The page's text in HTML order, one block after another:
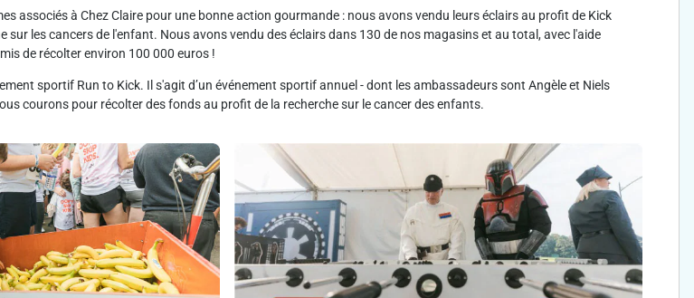
associés à Chez Claire pour une bonne action gourmande : nous avons vendu leurs éclairs au profit de Kick
sur les cancers de l'enfant. Nous avons vendu des éclairs dans 130 de nos magasins et au total, avec l'aide
de récolter environ 100 000 euros !
sportif Run to Kick. Il s'agit d’un événement sportif annuel - dont les ambassadeurs sont Angèle et Niels
courons pour récolter des fonds au profit de la recherche sur le cancer des enfants.